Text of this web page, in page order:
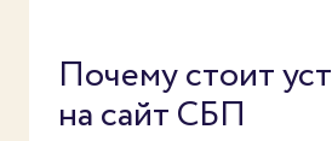
Почему стоит
на сайт СБП